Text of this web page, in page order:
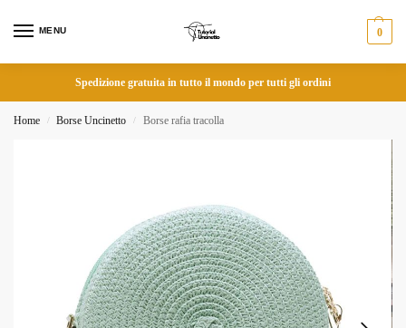
MENU 0
Spedizione gratuita in tutto il mondo per tutti gli ordini
Home / Borse Uncinetto / Borse rafia tracolla